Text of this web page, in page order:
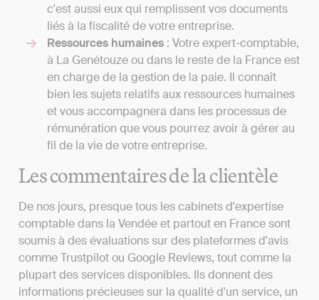
c'est aussi eux qui remplissent vos documents
liés à la fiscalité de votre entreprise.
Ressources humaines : Votre expert-comptable,
à La Genétouze ou dans le reste de la France est
en charge de la gestion de la paie. Il connaît
bien les sujets relatifs aux ressources humaines
et vous accompagnera dans les processus de
rémunération que vous pourrez avoir à gérer au
fil de la vie de votre entreprise.
Les commentaires de la clientèle
De nos jours, presque tous les cabinets d'expertise
comptable dans la Vendée et partout en France sont
soumis à des évaluations sur des plateformes d'avis
comme Trustpilot ou Google Reviews, tout comme la
plupart des services disponibles. Ils donnent des
informations précieuses sur la qualité d'un service, un